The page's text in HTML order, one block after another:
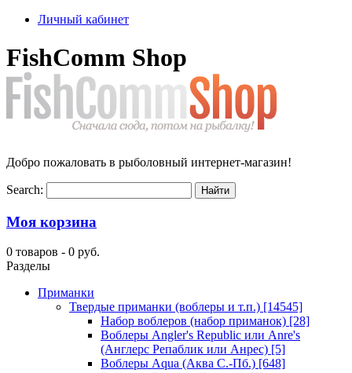
Личный кабинет
FishComm Shop
Добро пожаловать в рыболовный интернет-магазин!
Search:
Моя корзина
0 товаров - 0 руб.
Разделы
Приманки
Твердые приманки (воблеры и т.п.) [14545]
Набор воблеров (набор приманок) [28]
Воблеры Angler's Republic или Anre's
(Англерс Репаблик или Анрес) [5]
Воблеры Aqua (Аква С.-Пб.) [648]